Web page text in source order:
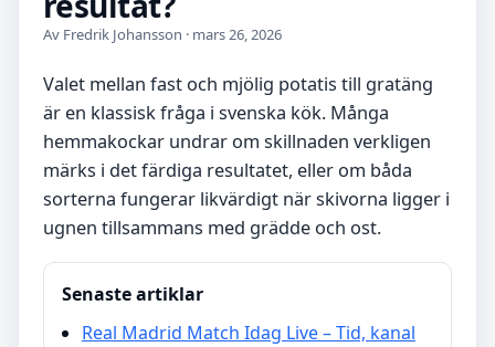
Av Fredrik Johansson · mars 26, 2026
Valet mellan fast och mjölig potatis till gratäng
är en klassisk fråga i svenska kök. Många
hemmakockar undrar om skillnaden verkligen
märks i det färdiga resultatet, eller om båda
sorterna fungerar likvärdigt när skivorna ligger i
ugnen tillsammans med grädde och ost.
Senaste artiklar
Real Madrid Match Idag Live – Tid, kanal